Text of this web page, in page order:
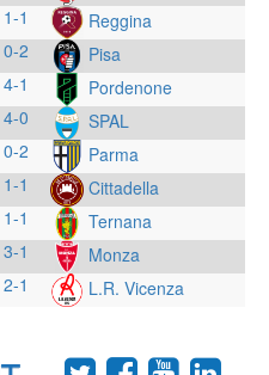
1-1
Reggina
0-2
Pisa
4-1
Pordenone
4-0
SPAL
0-2
Parma
1-1
Cittadella
1-1
Ternana
3-1
Monza
2-1 L.R. Vicenza